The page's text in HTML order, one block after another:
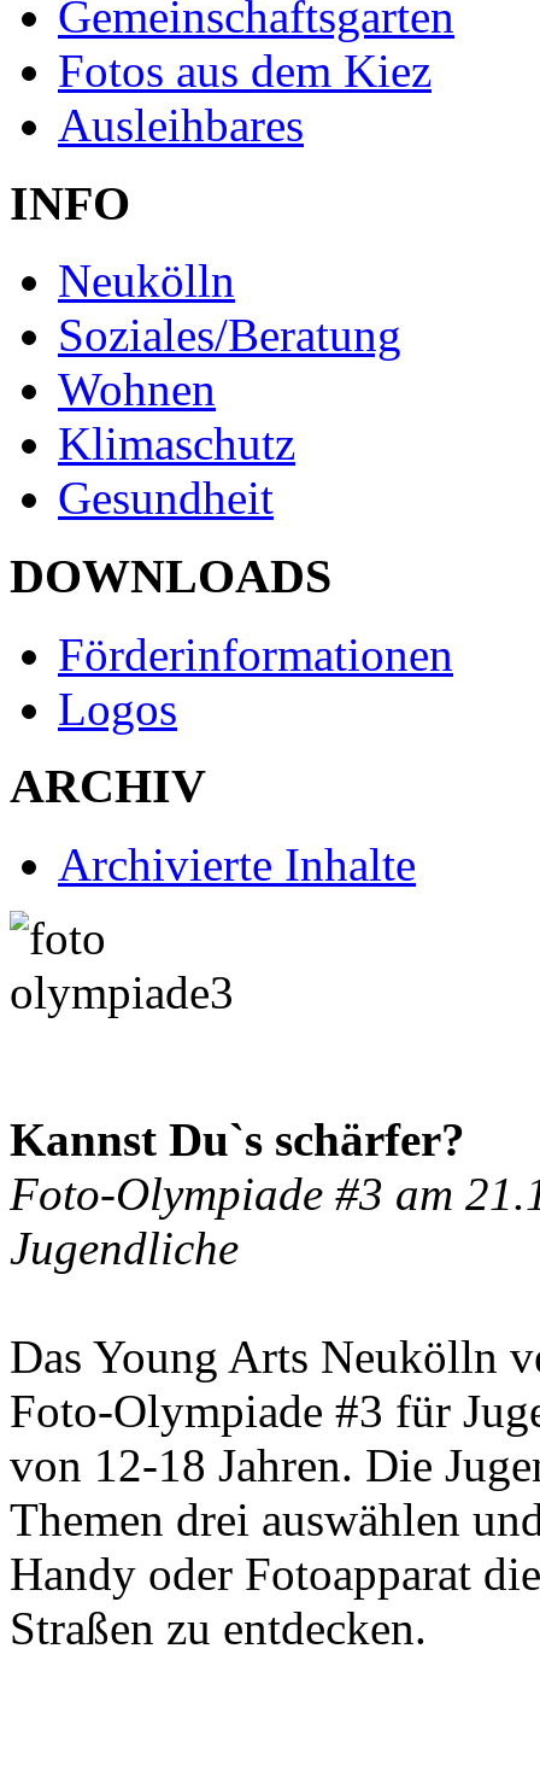
Gemeinschaftsgarten
Fotos aus dem Kiez
Ausleihbares
INFO
Neukölln
Soziales/Beratung
Wohnen
Klimaschutz
Gesundheit
DOWNLOADS
Förderinformationen
Logos
ARCHIV
Archivierte Inhalte
Kannst Du`s schärfer?
Foto-Olympiade #3 am
Jugendliche
Das Young Arts Neukölln
Foto-Olympiade #3 für
von 12-18 Jahren. Die
Themen drei auswählen
Handy oder Fotoapparat
Straßen zu entdecken.